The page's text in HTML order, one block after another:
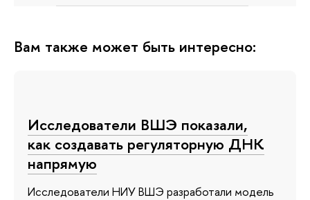
Вам также может быть интересно:
Исследователи ВШЭ показали,
как создавать регуляторную ДНК
напрямую
Исследователи НИУ ВШЭ разработали модель